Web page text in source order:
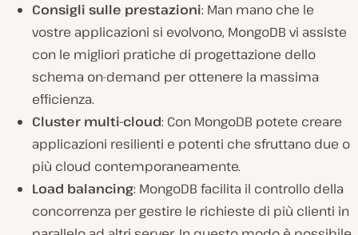
Consigli sulle prestazioni: Man mano che le
vostre applicazioni si evolvono, MongoDB vi assiste
con le migliori pratiche di progettazione dello
schema on-demand per ottenere la massima
efficienza.
Cluster multi-cloud: Con MongoDB potete creare
applicazioni resilienti e potenti che sfruttano due o
più cloud contemporaneamente.
Load balancing: MongoDB facilita il controllo della
concorrenza per gestire le richieste di più clienti in